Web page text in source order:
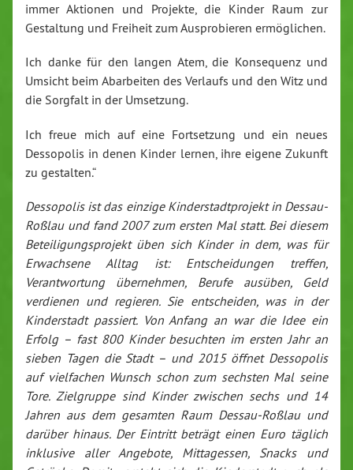
immer Aktionen und Projekte, die Kinder Raum zur
Gestaltung und Freiheit zum Ausprobieren ermöglichen.
Ich danke für den langen Atem, die Konsequenz und
Umsicht beim Abarbeiten des Verlaufs und den Witz und
die Sorgfalt in der Umsetzung.
Ich freue mich auf eine Fortsetzung und ein neues
Dessopolis in denen Kinder lernen, ihre eigene Zukunft
zu gestalten.“
Dessopolis ist das einzige Kinderstadtprojekt in Dessau-
Roßlau und fand 2007 zum ersten Mal statt. Bei diesem
Beteiligungsprojekt üben sich Kinder in dem, was für
Erwachsene Alltag ist: Entscheidungen treffen,
Verantwortung übernehmen, Berufe ausüben, Geld
verdienen und regieren. Sie entscheiden, was in der
Kinderstadt passiert. Von Anfang an war die Idee ein
Erfolg – fast 800 Kinder besuchten im ersten Jahr an
sieben Tagen die Stadt – und 2015 öffnet Dessopolis
auf vielfachen Wunsch schon zum sechsten Mal seine
Tore. Zielgruppe sind Kinder zwischen sechs und 14
Jahren aus dem gesamten Raum Dessau-Roßlau und
darüber hinaus. Der Eintritt beträgt einen Euro täglich
inklusive aller Angebote, Mittagessen, Snacks und